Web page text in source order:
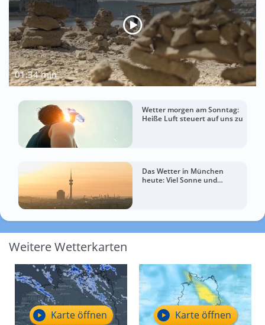
01:34 min
Wetter morgen am Sonntag:
Heiße Luft steuert auf uns zu
Das Wetter in München
heute: Viel Sonne und
Weitere Wetterkarten
Karte öffnen Karte öffnen